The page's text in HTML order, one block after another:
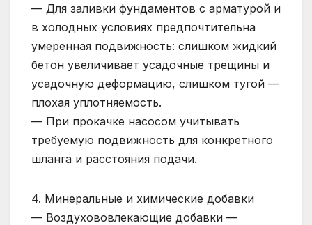
— Для заливки фундаментов с арматурой и
в холодных условиях предпочтительна
умеренная подвижность: слишком жидкий
бетон увеличивает усадочные трещины и
усадочную деформацию, слишком тугой —
плохая уплотняемость.
— При прокачке насосом учитывать
требуемую подвижность для конкретного
шланга и расстояния подачи.
4. Минеральные и химические добавки
— Воздухововлекающие добавки —